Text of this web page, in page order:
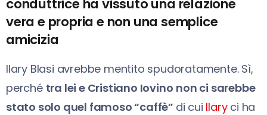
vera e propria e non una semplice
amicizia
Ilary Blasi avrebbe mentito spudoratamente. Sì,
perché tra lei e Cristiano Iovino non ci sarebbe
stato solo quel famoso “caffè” di cui Ilaryci ha